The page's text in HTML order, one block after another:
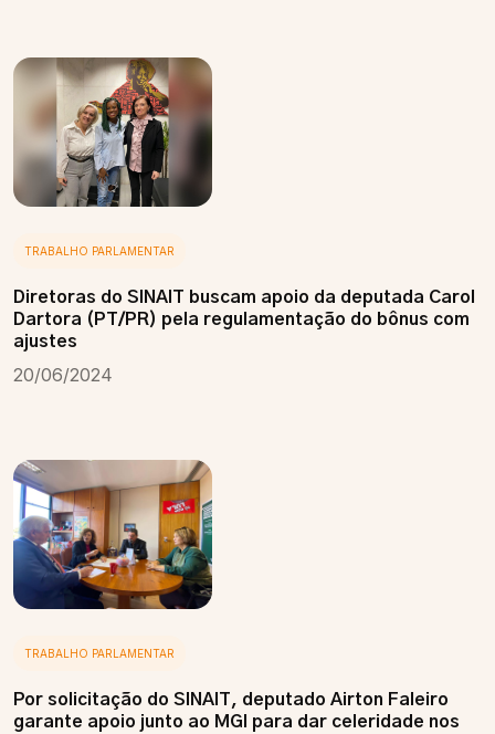
TRABALHO PARLAMENTAR
Diretoras do SINAIT buscam apoio da deputada Carol
Dartora (PT/PR) pela regulamentação do bônus com
ajustes
20/06/2024
TRABALHO PARLAMENTAR
Por solicitação do SINAIT, deputado Airton Faleiro
garante apoio junto ao MGI para dar celeridade nos